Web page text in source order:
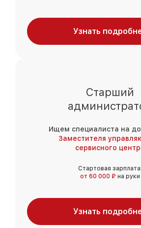
Узнать
Старший
Ищем специалиста на
Заместителя
сервисного
Стартовая зарплата:
от 60 000 ₽ на руки
Узнать